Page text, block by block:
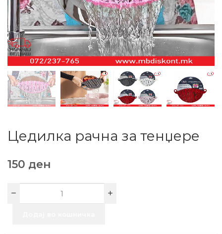
Цедилка рачна за тенџере
150 ден